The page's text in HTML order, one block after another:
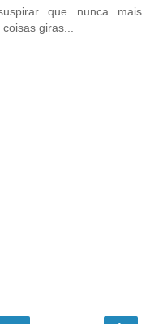
que nunca mais
giras...